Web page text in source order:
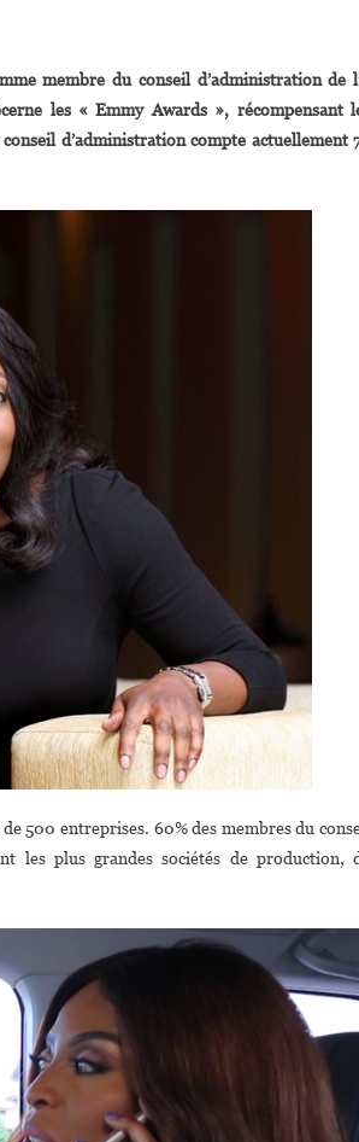
membre du conseil d’administration de
les « Emmy Awards », récompensant
d’administration compte actuellement
500 entreprises. 60% des membres du
les plus grandes sociétés de production,